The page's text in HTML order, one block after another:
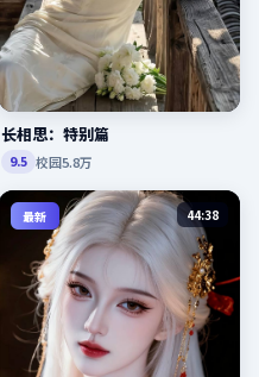
长相思：特别篇
9.5 校园5.8万
最新 44:38